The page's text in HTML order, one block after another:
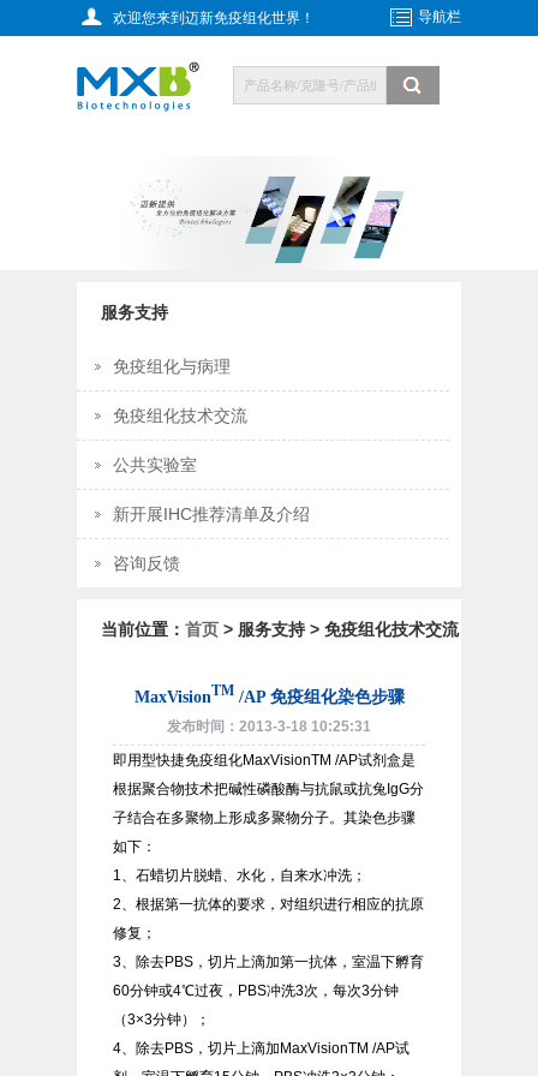
欢迎您来到迈新免疫组化世界！ 导航栏
服务支持
免疫组化与病理
免疫组化技术交流
公共实验室
新开展IHC推荐清单及介绍
咨询反馈
当前位置： 首页 > 服务支持 > 免疫组化技术交流
MaxVisionTM/AP 免疫组化染色步骤
发布时间：2013-3-18 10:25:31
即用型快捷免疫组化MaxVisionTM /AP试剂盒是
根据聚合物技术把碱性磷酸酶与抗鼠或抗兔IgG分
子结合在多聚物上形成多聚物分子。其染色步骤
如下：
1、石蜡切片脱蜡、水化，自来水冲洗；
2、根据第一抗体的要求，对组织进行相应的抗原
修复；
3、除去PBS，切片上滴加第一抗体，室温下孵育
60分钟或4℃过夜，PBS冲洗3次，每次3分钟
（3×3分钟）；
4、除去PBS，切片上滴加MaxVisionTM /AP试